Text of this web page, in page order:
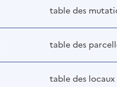
table des
table des
table des locaux